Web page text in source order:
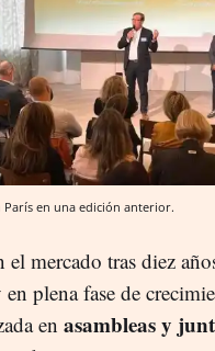
París en una edición anterior.
mercado tras diez
plena fase de
en asambleas y